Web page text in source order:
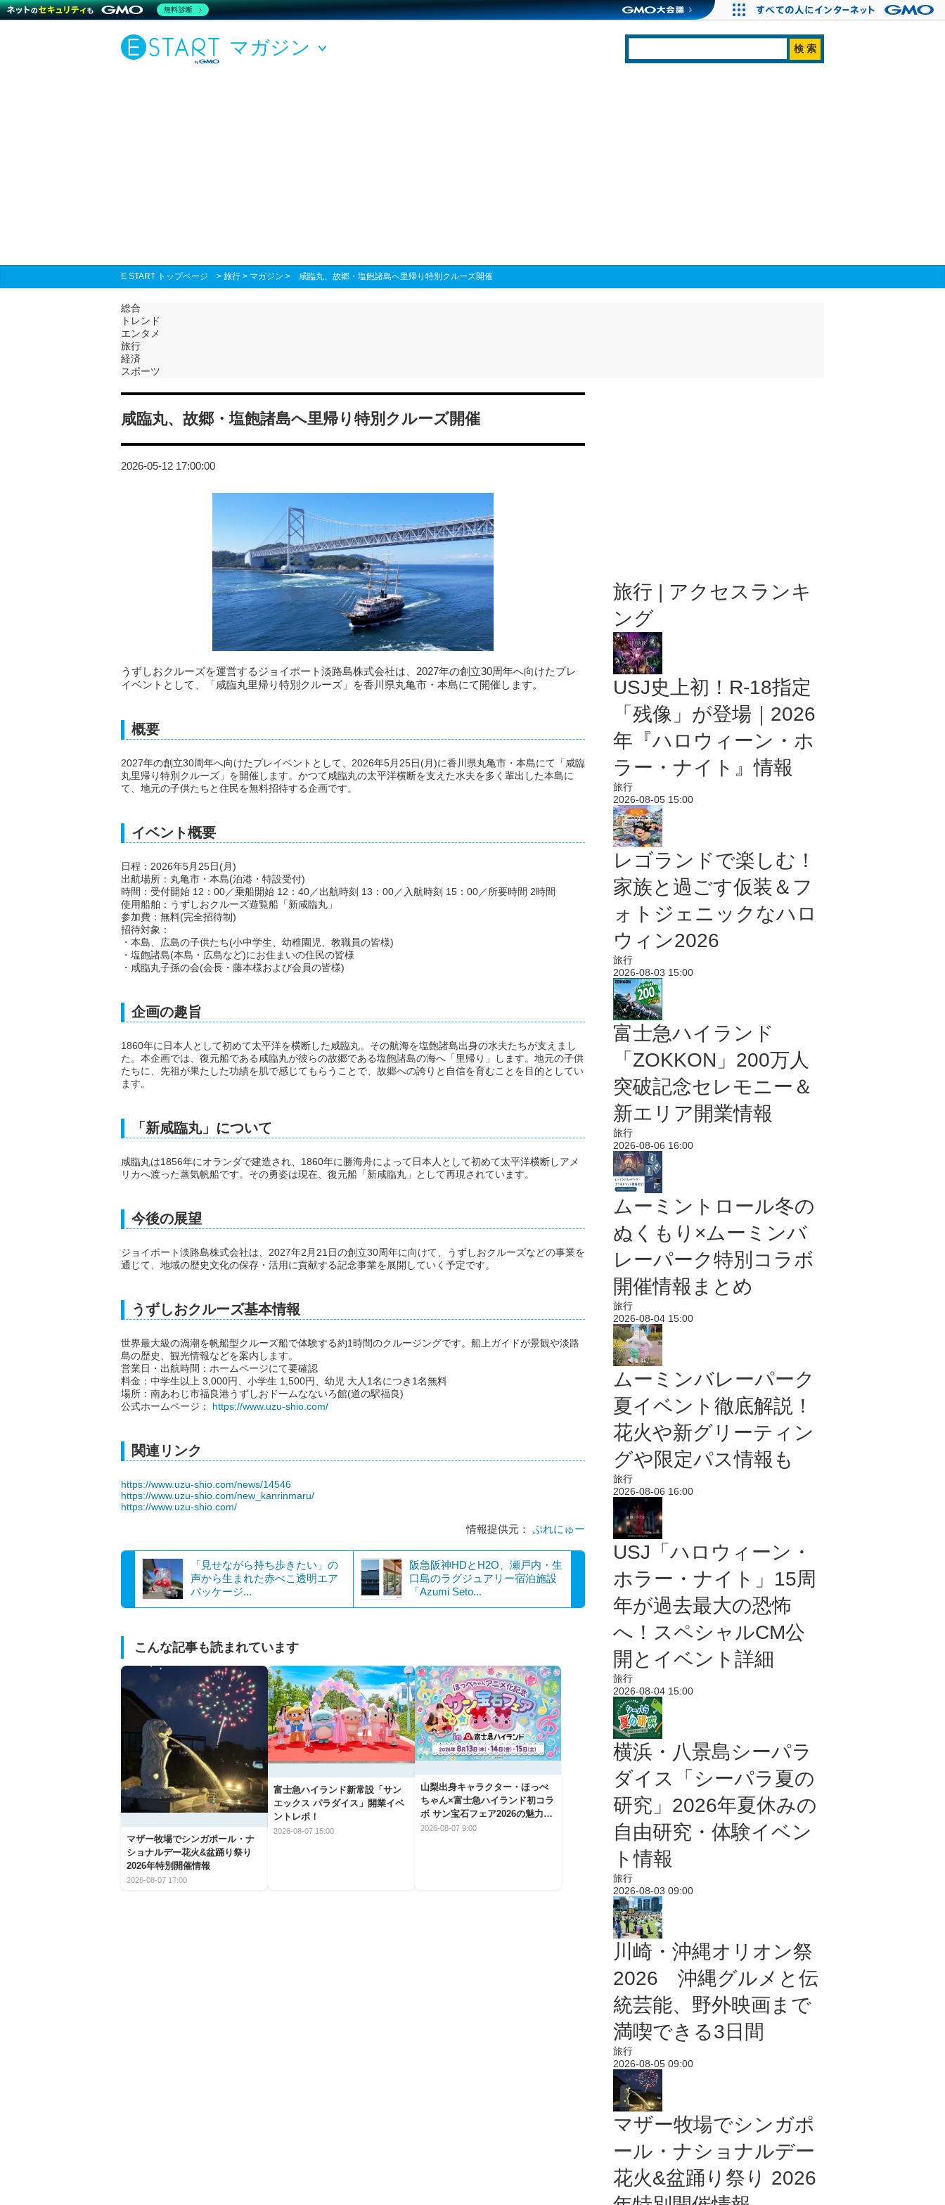
マガジン
E START トップページ > 旅行 > マガジン > 咸臨丸、故郷・塩飽諸島へ里帰り特別クルーズ開催
総合
トレンド
エンタメ
旅行
経済
スポーツ
咸臨丸、故郷・塩飽諸島へ里帰り特別クルーズ開催
2026-05-12 17:00:00
うずしおクルーズを運営するジョイポート淡路島株式会社は、2027年の創立30周年へ向けたプレ
イベントとして、「咸臨丸里帰り特別クルーズ」を香川県丸亀市・本島にて開催します。
概要
2027年の創立30周年へ向けたプレイベントとして、2026年5月25日(月)に香川県丸亀市・本島にて「咸臨
丸里帰り特別クルーズ」を開催します。かつて咸臨丸の太平洋横断を支えた水夫を多く輩出した本島に
て、地元の子供たちと住民を無料招待する企画です。
イベント概要
日程：2026年5月25日(月)
出航場所：丸亀市・本島(泊港・特設受付)
時間：受付開始 12：00／乗船開始 12：40／出航時刻 13：00／入航時刻 15：00／所要時間 2時間
使用船舶：うずしおクルーズ遊覧船「新咸臨丸」
参加費：無料(完全招待制)
招待対象：
・本島、広島の子供たち(小中学生、幼稚園児、教職員の皆様)
・塩飽諸島(本島・広島など)にお住まいの住民の皆様
・咸臨丸子孫の会(会長・藤本様および会員の皆様)
企画の趣旨
1860年に日本人として初めて太平洋を横断した咸臨丸。その航海を塩飽諸島出身の水夫たちが支えまし
た。本企画では、復元船である咸臨丸が彼らの故郷である塩飽諸島の海へ「里帰り」します。地元の子供
たちに、先祖が果たした功績を肌で感じてもらうことで、故郷への誇りと自信を育むことを目的としてい
ます。
「新咸臨丸」について
咸臨丸は1856年にオランダで建造され、1860年に勝海舟によって日本人として初めて太平洋横断しアメ
リカへ渡った蒸気帆船です。その勇姿は現在、復元船「新咸臨丸」として再現されています。
今後の展望
ジョイポート淡路島株式会社は、2027年2月21日の創立30周年に向けて、うずしおクルーズなどの事業を
通じて、地域の歴史文化の保存・活用に貢献する記念事業を展開していく予定です。
うずしおクルーズ基本情報
世界最大級の渦潮を帆船型クルーズ船で体験する約1時間のクルージングです。船上ガイドが景観や淡路
島の歴史、観光情報などを案内します。
営業日・出航時間：ホームページにて要確認
料金：中学生以上 3,000円、小学生 1,500円、幼児 大人1名につき1名無料
場所：南あわじ市福良港うずしおドームなないろ館(道の駅福良)
公式ホームページ： https://www.uzu-shio.com/
関連リンク
https://www.uzu-shio.com/news/14546
https://www.uzu-shio.com/new_kanrinmaru/
https://www.uzu-shio.com/
情報提供元： ぷれにゅー
「見せながら持ち歩きたい」の
声から生まれた赤べこ透明エア
パッケージ...
阪急阪神HDとH2O、瀬戸内・生
口島のラグジュアリー宿泊施設
「Azumi Seto...
こんな記事も読まれています
マザー牧場でシンガポール・ナ
ショナルデー花火&盆踊り祭り
2026年特別開催情報
2026-08-07 17:00
富士急ハイランド新常設「サン
エックス パラダイス」開業イベ
ントレポ！
2026-08-07 15:00
山梨出身キャラクター・ほっぺ
ちゃん×富士急ハイランド初コラ
ボ サン宝石フェア2026の魅力と
楽しみ方
2026-08-07 9:00
旅行 | アクセスランキ
ング
USJ史上初！R-18指定
「残像」が登場｜2026
年『ハロウィーン・ホ
ラー・ナイト』情報
旅行
2026-08-05 15:00
レゴランドで楽しむ！
家族と過ごす仮装＆フ
ォトジェニックなハロ
ウィン2026
旅行
2026-08-03 15:00
富士急ハイランド
「ZOKKON」200万人
突破記念セレモニー＆
新エリア開業情報
旅行
2026-08-06 16:00
ムーミントロール冬の
ぬくもり×ムーミンバ
レーパーク特別コラボ
開催情報まとめ
旅行
2026-08-04 15:00
ムーミンバレーパーク
夏イベント徹底解説！
花火や新グリーティン
グや限定パス情報も
旅行
2026-08-06 16:00
USJ「ハロウィーン・
ホラー・ナイト」15周
年が過去最大の恐怖
へ！スペシャルCM公
開とイベント詳細
旅行
2026-08-04 15:00
横浜・八景島シーパラ
ダイス「シーパラ夏の
研究」2026年夏休みの
自由研究・体験イベン
ト情報
旅行
2026-08-03 09:00
川崎・沖縄オリオン祭
2026 沖縄グルメと伝
統芸能、野外映画まで
満喫できる3日間
旅行
2026-08-05 09:00
マザー牧場でシンガポ
ール・ナショナルデー
花火&盆踊り祭り 2026
無料診断